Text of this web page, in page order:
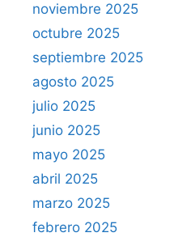
noviembre 2025
octubre 2025
septiembre 2025
agosto 2025
julio 2025
junio 2025
mayo 2025
abril 2025
marzo 2025
febrero 2025